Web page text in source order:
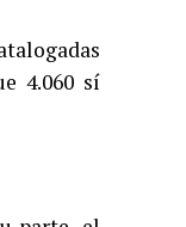
4.060 sí